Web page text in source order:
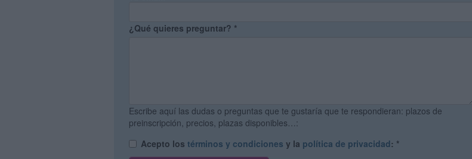
¿Qué quieres preguntar? *
Escribe aquí las dudas o preguntas que te gustaría que te respondieran: plazos de
preinscripción, precios, plazas disponibles…:
Acepto los términos y condiciones y la política de privacidad: *